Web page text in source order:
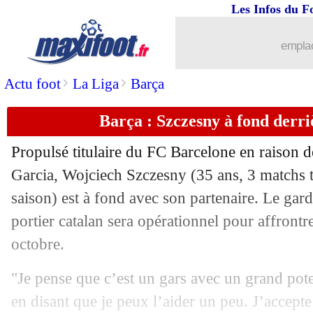
Actu foot> La Liga> Barça
Les Infos du
Barça : Szczesny à fond
Propulsé titulaire du FC Barcelone en raison
Garcia, Wojciech Szczesny (35 ans, 3 matchs
saison) est à fond avec son partenaire. Le
portier catalan sera opérationnel pour
octobre.
"Je pense que c’est un gars avec un grand
en disant que je peux l’aider un peu.
Milan : l'Australie, Rabiot se fait
08/10 CdM 2026: le Cap-Vert gâche, le
Brentford : Carvalho suivi par Lyon
08/10 Real: Éder Militão a pensé à la
08/10 OM: O'Riley flou sur son futur
08/10 Divers : surpoids ? La réponse de
08/10 Montpellier
08/10 Liverpool : Henderson a des regrets